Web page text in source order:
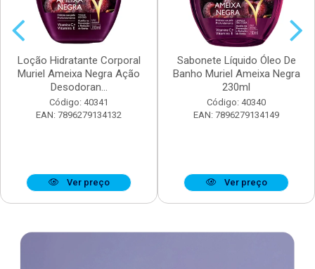
Loção Hidratante Corporal
Muriel Ameixa Negra Ação
Desodoran...
Código: 40341
EAN: 7896279134132
Ver preço
Sabonete Líquido Óleo De
Banho Muriel Ameixa Negra
230ml
Código: 40340
EAN: 7896279134149
Ver preço